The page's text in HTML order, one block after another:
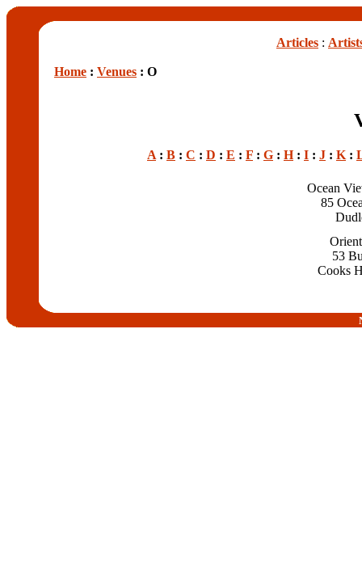
Articles :
Home : Venues : O
A : B : C : D : E : F : G : H: I : J : K :
Ocean
85
53
Cooks